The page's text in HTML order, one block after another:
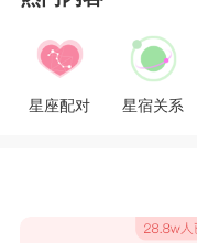
星座配对 星宿关系